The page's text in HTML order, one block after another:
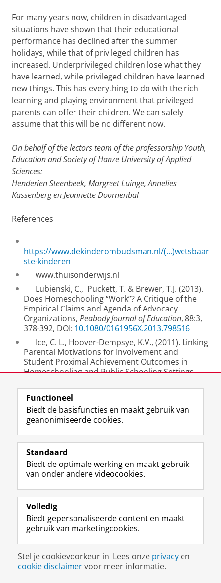
For many years now, children in disadvantaged
situations have shown that their educational
performance has declined after the summer
holidays, while that of privileged children has
increased. Underprivileged children lose what they
have learned, while privileged children have learned
new things. This has everything to do with the rich
learning and playing environment that privileged
parents can offer their children. We can safely
assume that this will be no different now.
On behalf of the lectors team of the professorship Youth,
Education and Society of Hanze University of Applied
Sciences:
Henderien Steenbeek, Margreet Luinge, Annelies
Kassenberg en Jeannette Doornenbal
References
https://www.dekinderombudsman.nl/(...)wetsbaar
ste-kinderen
www.thuisonderwijs.nl
Lubienski, C., Puckett, T. & Brewer, T.J. (2013).
Does Homeschooling “Work”? A Critique of the
Empirical Claims and Agenda of Advocacy
Organizations, Peabody Journal of Education, 88:3,
378-392, DOI: 10.1080/0161956X.2013.798516
Ice, C. L., Hoover-Dempsye, K.V., (2011). Linking
Parental Motivations for Involvement and
Student Proximal Achievement Outcomes in
Homeschooling and Public Schooling Settings.
Segers, E., & Verhoeven, L. (2002). Multimedia
support of early literacy learning.
Computers &
Education , 39, 207-221.
Deel dit Facebook
Meest recente berichten
Meest gebruikte tags
justice (1)
Aletta's Talent Network (1)
Functioneel
Biedt de basisfuncties en maakt gebruik van
geanonimiseerde cookies.
Standaard
Biedt de optimale werking en maakt gebruik
van onder andere videocookies.
Volledig
Biedt gepersonaliseerde content en maakt
gebruik van marketingcookies.
Stel je cookievoorkeur in. Lees onze privacy en
cookie disclaimervoor meer informatie.